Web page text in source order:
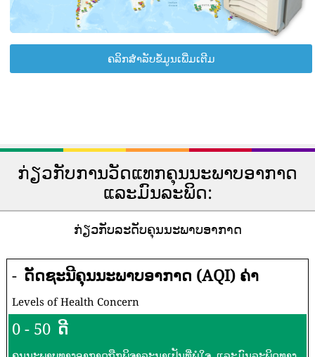
ຄລິກສຳລັບຂໍ້ມູນເພີ່ມເຕີມ
ກ່ຽວກັບການວັດແທກຄຸນນະພາບອາກາດ
ແລະມົນລະພິດ:
ກ່ຽວກັບລະດັບຄຸນນະພາບອາກາດ
- ດັດຊະນີຄຸນນະພາບອາກາດ (AQI) ຄ່າ
Levels of Health Concern
0 - 50 ດີ